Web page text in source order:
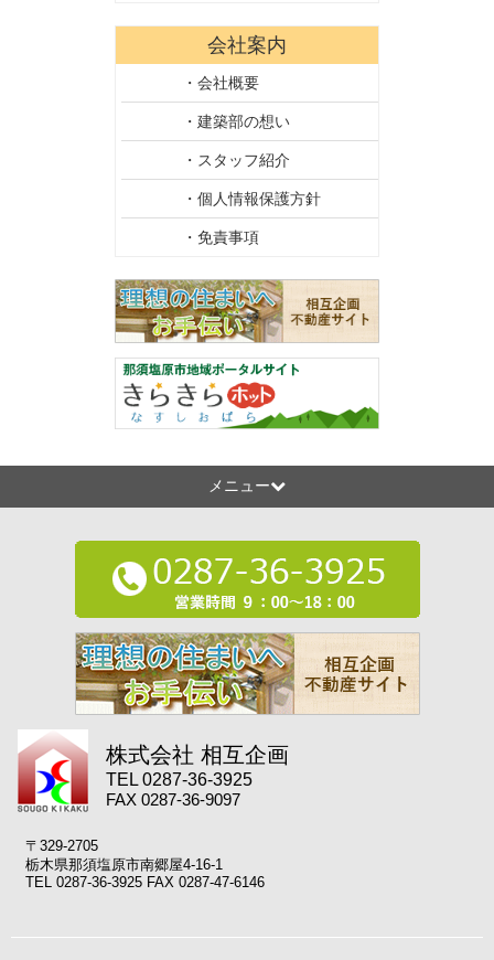
会社案内
・会社概要
・建築部の想い
・スタッフ紹介
・個人情報保護方針
・免責事項
メニュー
株式会社 相互企画
TEL 0287-36-3925
FAX 0287-36-9097
〒329-2705
栃木県那須塩原市南郷屋4-16-1
TEL 0287-36-3925 FAX 0287-47-6146